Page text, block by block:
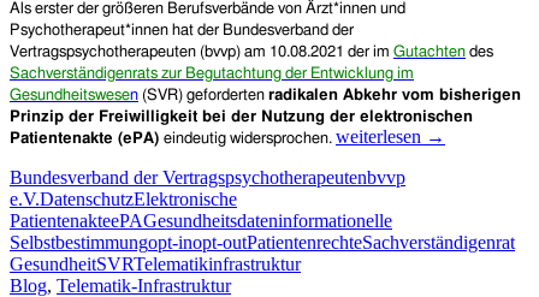
Verfügung
gestellt;
ihre
Nutzung
ist
freiwillig
(opt-
out).“
Als erster der größeren Berufsverbände von Ärzt*innen und
Psychotherapeut*innen hat der Bundesverband der
Vertragspsychotherapeuten (bvvp) am 10.08.2021 der im Gutachten des
Sachverständigenrats zur Begutachtung der Entwicklung im
Gesundheitswesen (SVR) geforderten radikalen Abkehr vom bisherigen
Prinzip der Freiwilligkeit bei der Nutzung der elektronischen
Patientenakte (ePA) eindeutig widersprochen. Bundesverband
Vertragspsychotherapeuten
Kein
Opt-
weiterlesen →
Bundesverband der Vertragspsychotherapeutenbvvp
e.V.DatenschutzElektronische
PatientenakteePAGesundheitsdateninformationelle
Selbstbestimmungopt-inopt-outPatientenrechteSachverständigenrat
GesundheitSVRTelematikinfrastruktur
Blog, Telematik-Infrastruktur